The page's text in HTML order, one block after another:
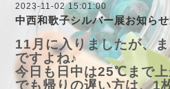
2023-11-02 15:01:00
中西和歌子シルバー展お知ら
11月に入りましたが、
ですよね♪
今日も日中は25℃まで上
でも帰りの遅い方は、1